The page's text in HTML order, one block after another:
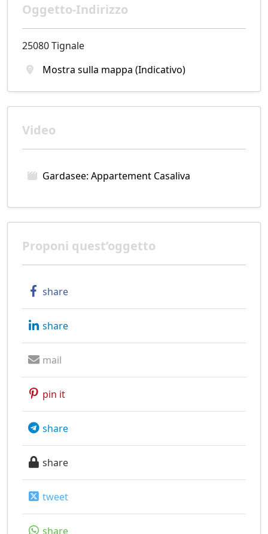
Oggetto-Indirizzo
25080 Tignale
Mostra sulla mappa (Indicativo)
Video
Gardasee: Appartement Casaliva
Proponi quest’oggetto
share
share
mail
pin it
share
share
tweet
share